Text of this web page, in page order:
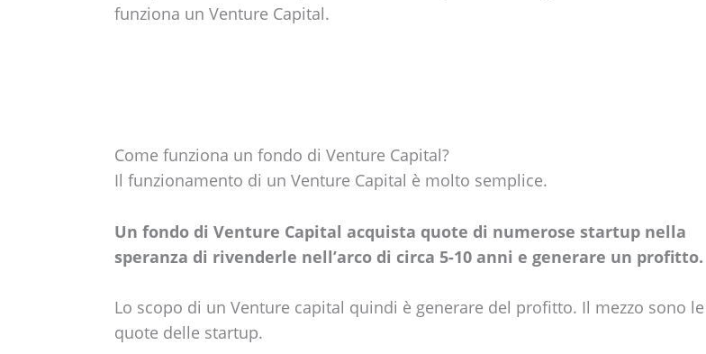
funziona un Venture Capital.
Come funziona un fondo di Venture Capital?
Il funzionamento di un Venture Capital è molto semplice.
Un fondo di Venture Capital acquista quote di numerose startup nella
speranza di rivenderle nell’arco di circa 5-10 anni e generare un profitto.
Lo scopo di un Venture capital quindi è generare del profitto. Il mezzo sono le
quote delle startup.